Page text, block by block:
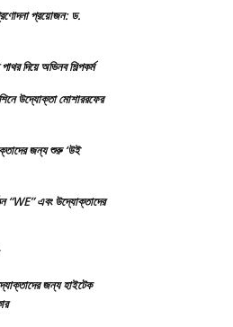
প্রয়োজন: ড.
দিয়ে অভিনব শিল্পকর্ম
উদ্যোক্তা মোশাররফের
জন্য শুরু ‘উই
“WE” এবং উদ্যোক্তাদের
জন্য হাইটেক